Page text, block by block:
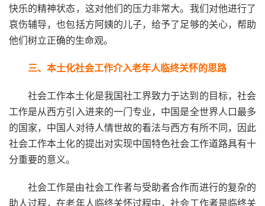
快乐的精神状态，这对他们的压力非常大。我们对他进行了
哀伤辅导，也包括方阿姨的儿子，给予了足够的关心，帮助
他们树立正确的生命观。
三、本土化社会工作介入老年人临终关怀的思路
社会工作本土化是我国社工界致力于达到的目标，社会
工作是从西方引入进来的一门专业，中国是全世界人口最多
的国家，中国人对待人情世故的看法与西方有所不同，因此
社会工作本土化的提出对实现中国特色社会工作道路具有十
分重要的意义。
社会工作是由社会工作者与受助者合作而进行的复杂的
助人过程，在老年人临终关怀过程中，社会工作者是临终关